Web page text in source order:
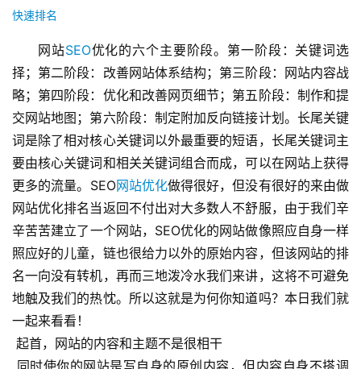
快速排名
网站SEO优化的六个主要阶段。第一阶段：关键词选
择；第二阶段：改善网站体系结构；第三阶段：网站内容战
略；第四阶段：优化和改善网页细节；第五阶段：制作和提
交网站地图；第六阶段：制定附加反向链接计划。长尾关键
词是除了相对核心关键词以外最重要的短语，长尾关键词主
要由核心关键词和相关关键词组合而成，可以在网站上获得
更多的流量。SEO网站优化做得很好，但没有很好的来由做
网站优化排名当返回不付出对大多数人不舒服，由于我们辛
辛苦苦建立了一个网站，SEO优化的网站做像照应自身一样
照应好的儿童，链也很给力以外的原始内容，但该网站的排
名一向没有转机，再而三地泼冷水我们来讲，这将不可避免
地触及我们的热忱。所以这就是为何你知道吗？本日我们就
一起来看看！
起首，网站的内容和主题不是很相干